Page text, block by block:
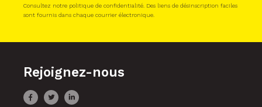
Consultez notre politique de confidentialité. Des liens de désinscription faciles
sont fournis dans chaque courrier électronique.
Rejoignez-nous